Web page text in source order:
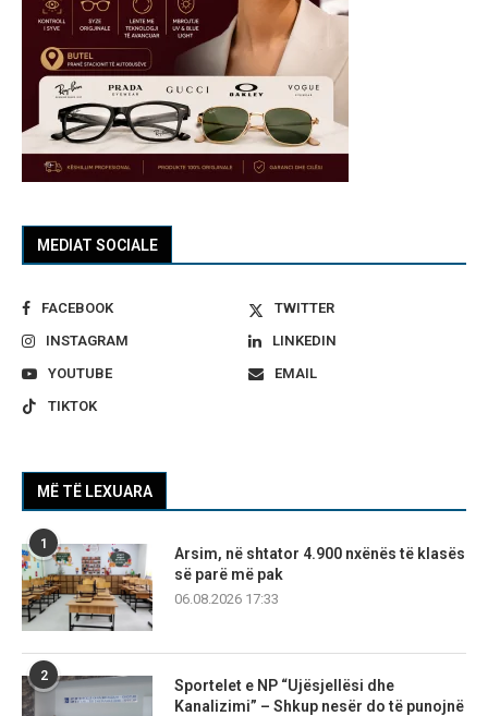
MEDIAT SOCIALE
FACEBOOK
TWITTER
INSTAGRAM
LINKEDIN
YOUTUBE
EMAIL
TIKTOK
MË TË LEXUARA
1
Arsim, në shtator 4.900 nxënës të klasës
së parë më pak
06.08.2026 17:33
2
Sportelet e NP “Ujësjellësi dhe
Kanalizimi” – Shkup nesër do të punojnë